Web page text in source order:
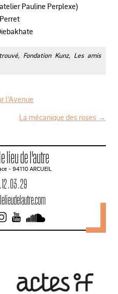
Pauline Perplexe)
Fondation Kunz, Les amis
l’Avenue
La mécanique des roses →
le lieu de l'autre
- 94110 ARCUEIL
. 03 . 29